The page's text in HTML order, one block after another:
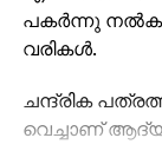
പകര്‍ന്നു
വരികള്‍.
ചന്ദ്രിക
വെച്ചാണ്